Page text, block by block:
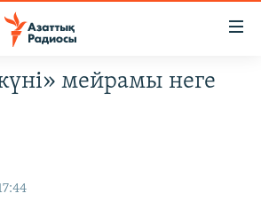
мейрамы неге